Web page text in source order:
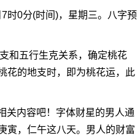
时0分(时间)，星期三。八字预
和五行生克关系，确定桃花
花的地支时，即为桃花运，此
关内容吧！字体财星的男人通
寅，仁午这八天。男人的财富